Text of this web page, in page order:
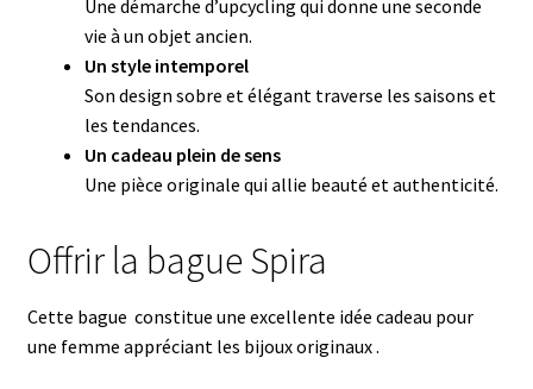
Une démarche d’upcycling qui donne une seconde
vie à un objet ancien.
Un style intemporel
Son design sobre et élégant traverse les saisons et
les tendances.
Un cadeau plein de sens
Une pièce originale qui allie beauté et authenticité.
Offrir la bague Spira
Cette bague constitue une excellente idée cadeau pour
une femme appréciant les bijoux originaux .